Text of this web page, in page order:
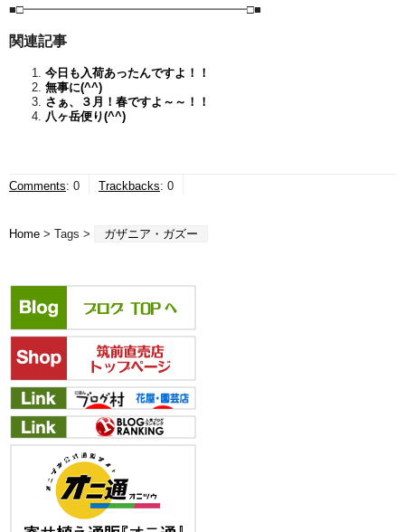
■□━━━━━━━━━━━━━━━━━━━□■
関連記事
今日も入荷あったんですよ！！
無事に(^^)
さぁ、３月！春ですよ～～！！
八ヶ岳便り(^^)
Comments: 0 Trackbacks: 0
Home > Tags > ガザニア・ガズー